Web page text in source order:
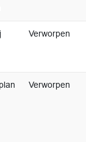
Verworpen
Verworpen